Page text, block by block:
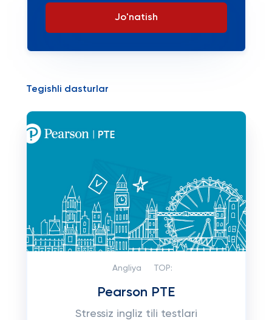
Jo'natish
Tegishli dasturlar
Angliya TOP:
Pearson PTE
Stressiz ingliz tili testlari